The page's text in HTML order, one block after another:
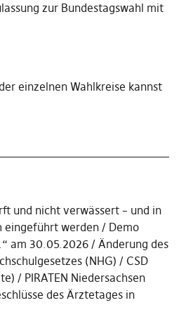
zur Bundestagswahl mit
einzelnen Wahlkreise kannst
und nicht verwässert – und in
eingeführt werden
Demo
am 30.05.2026
Änderung des
(NHG)
CSD
PIRATEN Niedersachsen
des Ärztetages in